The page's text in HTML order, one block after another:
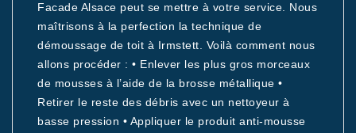
Facade Alsace peut se mettre à votre service. Nous
maîtrisons à la perfection la technique de
démoussage de toit à Irmstett. Voilà comment nous
allons procéder : • Enlever les plus gros morceaux
de mousses à l’aide de la brosse métallique •
Retirer le reste des débris avec un nettoyeur à
basse pression • Appliquer le produit anti-mousse